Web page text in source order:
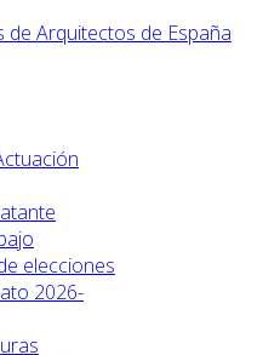
elecciones
2026-